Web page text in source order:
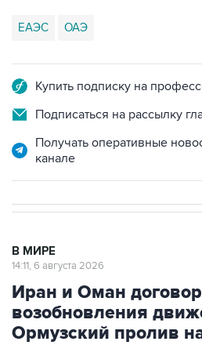
ЕАЭС ОАЭ
Купить подписку на
Подписаться на рассылку
Получать оперативные
канале
В МИРЕ
14:11, 6 августа 2026
Иран и Оман
возобновления
Ормузский пролив